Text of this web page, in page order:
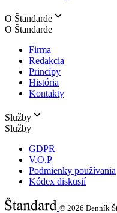
O Štandarde
O Štandarde
Firma
Redakcia
Princípy
História
Kontakty
Služby
Služby
GDPR
V.O.P
Podmienky používania
Kódex diskusií
© 2026 Denník